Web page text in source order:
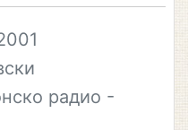
радио -